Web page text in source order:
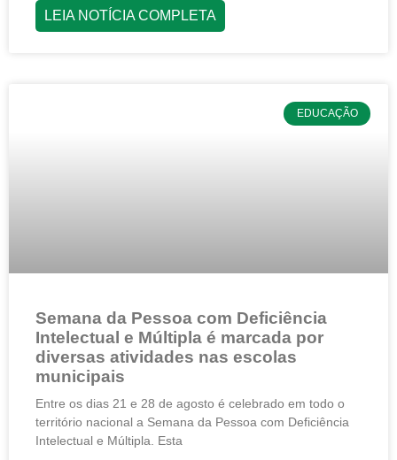
LEIA NOTÍCIA COMPLETA
EDUCAÇÃO
Semana da Pessoa com Deficiência
Intelectual e Múltipla é marcada por
diversas atividades nas escolas
municipais
Entre os dias 21 e 28 de agosto é celebrado em todo o
território nacional a Semana da Pessoa com Deficiência
Intelectual e Múltipla. Esta